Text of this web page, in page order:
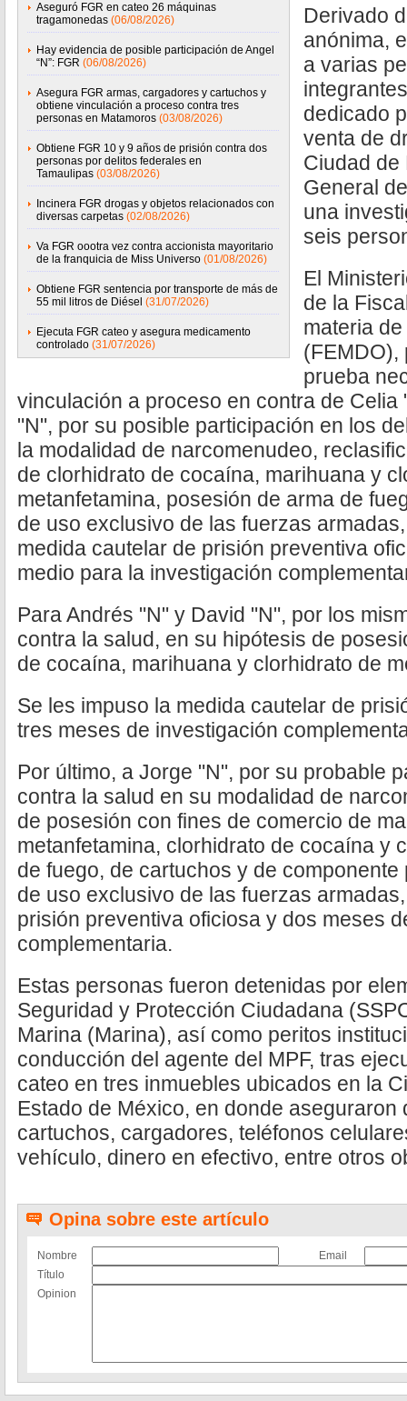
Aseguró FGR en cateo 26 máquinas
tragamonedas (06/08/2026)
Hay evidencia de posible participación de Angel
“N”: FGR (06/08/2026)
Asegura FGR armas, cargadores y cartuchos y
obtiene vinculación a proceso contra tres
personas en Matamoros (03/08/2026)
Obtiene FGR 10 y 9 años de prisión contra dos
personas por delitos federales en
Tamaulipas (03/08/2026)
Incinera FGR drogas y objetos relacionados con
diversas carpetas (02/08/2026)
Va FGR oootra vez contra accionista mayoritario
de la franquicia de Miss Universo (01/08/2026)
Obtiene FGR sentencia por transporte de más de
55 mil litros de Diésel (31/07/2026)
Ejecuta FGR cateo y asegura medicamento
controlado (31/07/2026)
Derivado
anónima,
a varias
dedicado
venta de
Ciudad de
General
una
seis
El
de la
materia
(FEMDO),
prueba
vinculación a proceso en contra de Celia
"N", por su posible participación en los
la modalidad de narcomenudeo,
de clorhidrato de cocaína, marihuana y
metanfetamina, posesión de arma de
de uso exclusivo de las fuerzas
medida cautelar de prisión preventiva
medio para la investigación
Para Andrés "N" y David "N", por los
contra la salud, en su hipótesis de
de cocaína, marihuana y clorhidrato de
Se les impuso la medida cautelar de
tres meses de investigación
Por último, a Jorge "N", por su probable
contra la salud en su modalidad de
de posesión con fines de comercio de
metanfetamina, clorhidrato de cocaína y
de fuego, de cartuchos y de
de uso exclusivo de las fuerzas
prisión preventiva oficiosa y dos meses
complementaria.
Estas personas fueron detenidas por
Seguridad y Protección Ciudadana
Marina (Marina), así como peritos
conducción del agente del MPF, tras
cateo en tres inmuebles ubicados en la
Estado de México, en donde aseguraron
cartuchos, cargadores, teléfonos
vehículo, dinero en efectivo, entre otros
Opina sobre este artículo
Nombre
Email
Título
Opinion